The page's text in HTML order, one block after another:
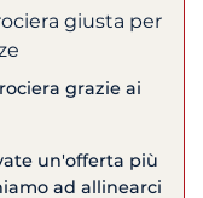
giusta per
grazie ai
un'offerta più
ad allinearci